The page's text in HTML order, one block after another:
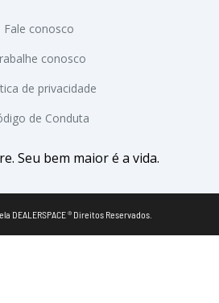
Fale conosco
conosco
de privacidade
de Conduta
Seu bem maior é a vida.
DEALERSPACE ® Direitos Reservados.